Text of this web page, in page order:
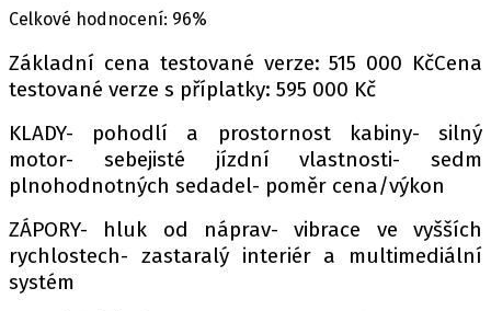
Celkové hodnocení: 96%
Základní cena testované verze: 515 000 KčCena
testované verze s příplatky: 595 000 Kč
KLADY- pohodlí a prostornost kabiny- silný
motor- sebejisté jízdní vlastnosti- sedm
plnohodnotných sedadel- poměr cena/výkon
ZÁPORY- hluk od náprav- vibrace ve vyšších
rychlostech- zastaralý interiér a multimediální
systém